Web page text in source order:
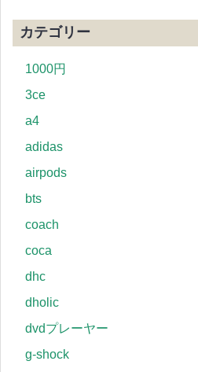
カテゴリー
1000円
3ce
a4
adidas
airpods
bts
coach
coca
dhc
dholic
dvdプレーヤー
g-shock